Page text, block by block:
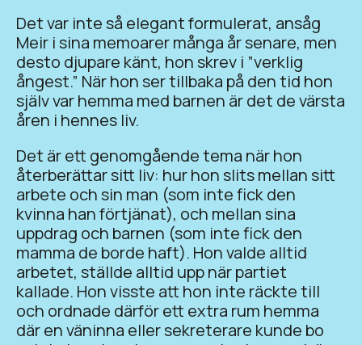
Det var inte så elegant formulerat, ansåg
Meir i sina memoarer många år senare, men
desto djupare känt, hon skrev i ”verklig
ångest.” När hon ser tillbaka på den tid hon
själv var hemma med barnen är det de värsta
åren i hennes liv.
Det är ett genomgående tema när hon
återberättar sitt liv: hur hon slits mellan sitt
arbete och sin man (som inte fick den
kvinna han förtjänat), och mellan sina
uppdrag och barnen (som inte fick den
mamma de borde haft). Hon valde alltid
arbetet, ställde alltid upp när partiet
kallade. Hon visste att hon inte räckte till
och ordnade därför ett extra rum hemma
där en väninna eller sekreterare kunde bo